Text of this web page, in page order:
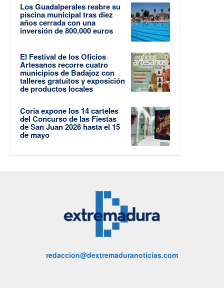
Los Guadalperales reabre su
piscina municipal tras diez
años cerrada con una
inversión de 800.000 euros
El Festival de los Oficios
Artesanos recorre cuatro
municipios de Badajoz con
talleres gratuitos y exposición
de productos locales
Coria expone los 14 carteles
del Concurso de las Fiestas
de San Juan 2026 hasta el 15
de mayo
redaccion@dextremaduranoticias.com